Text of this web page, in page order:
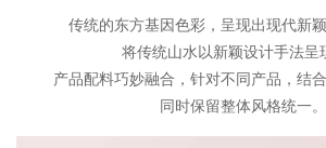
传统的东方基因色彩，呈现出现代新
将传统山水以新颖设计手法呈
产品配料巧妙融合，针对不同产品，结
同时保留整体风格统一。